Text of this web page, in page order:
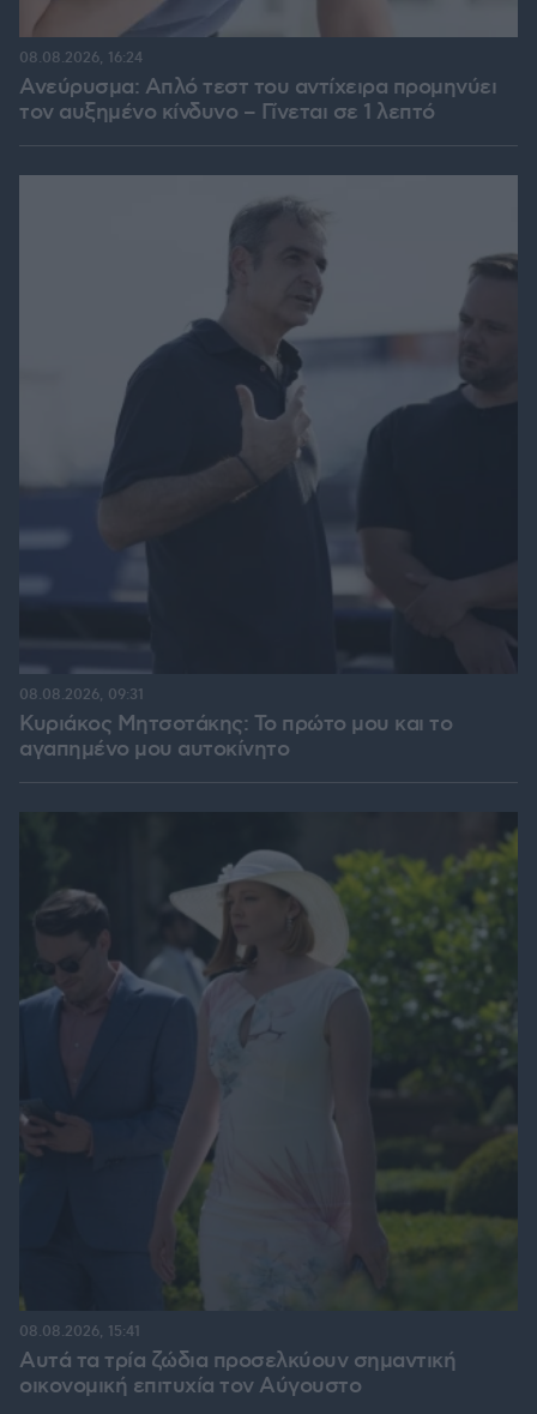
Ανεύρυσμα: Απλό τεστ του αντίχειρα προμηνύει
τον αυξημένο κίνδυνο – Γίνεται σε 1 λεπτό
08.08.2026, 16:24
Κυριάκος Μητσοτάκης: Το πρώτο μου και το
αγαπημένο μου αυτοκίνητο
08.08.2026, 09:31
Αυτά τα τρία ζώδια προσελκύουν σημαντική
οικονομική επιτυχία τον Αύγουστο
08.08.2026, 15:41